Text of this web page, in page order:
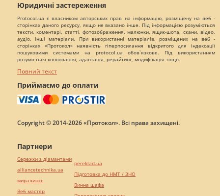
Юридичні застереження
Protocol.ua є власником авторських прав на інформацію, розміщену на веб -
сторінках даного ресурсу, якщо не вказано інше. Під інформацією розуміються
тексти, коментарі, статті, фотозображення, малюнки, ящик-шота, скани, відео,
аудіо, інші матеріали. При використанні матеріалів, розміщених на веб -
сторінках «Протокол» наявність гіперпосилання відкритого для індексації
пошуковими системами на protocol.ua обов`язкове. Під використанням
розуміється копіювання, адаптація, рерайтинг, модифікація тощо.
Повний текст
Приймаємо до оплати
Copyright © 2014-2026 «Протокол». Всі права захищені.
Партнери
Сережки з діамантами
alliancetechnika.ua
миралинкс
Веб мастер
pereklad.ua
Підготовка до НМТ / ЗНО
Винна шафа